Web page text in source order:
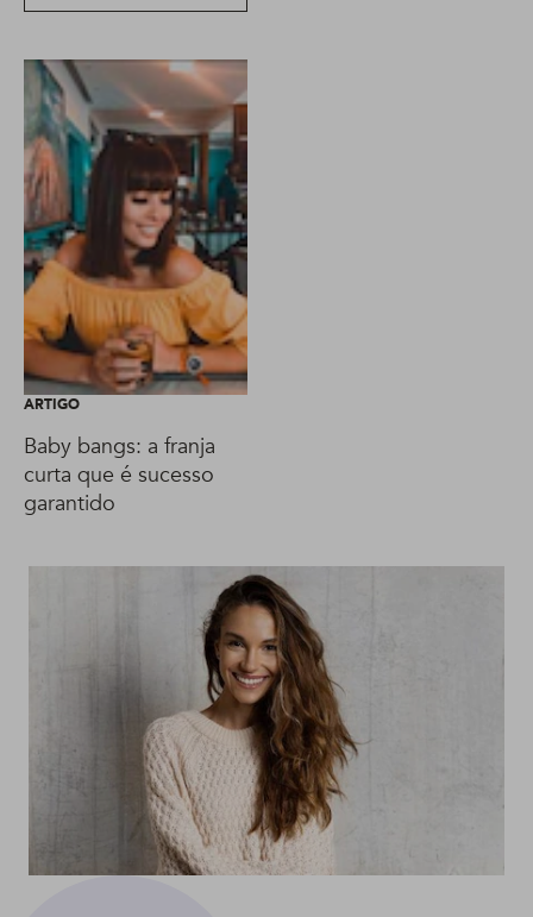
ARTIGO
Baby bangs: a franja
curta que é sucesso
garantido